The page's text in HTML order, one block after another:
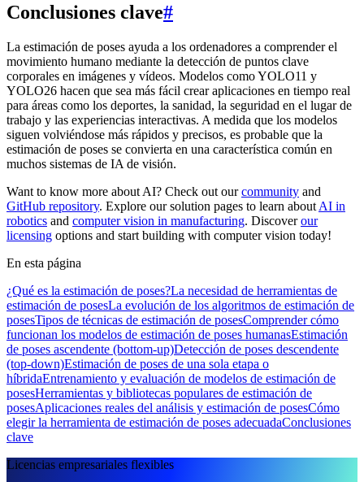
Conclusiones clave#
La estimación de poses ayuda a los ordenadores a comprender el
movimiento humano mediante la detección de puntos clave
corporales en imágenes y vídeos. Modelos como YOLO11 y
YOLO26 hacen que sea más fácil crear aplicaciones en tiempo real
para áreas como los deportes, la sanidad, la seguridad en el lugar de
trabajo y las experiencias interactivas. A medida que los modelos
siguen volviéndose más rápidos y precisos, es probable que la
estimación de poses se convierta en una característica común en
muchos sistemas de IA de visión.
Want to know more about AI? Check out ourcommunity and
GitHub repository. Explore our solution pages to learn about AI in
robotics and computer vision in manufacturing. Discoverour
licensing options and start building with computer vision today!
En esta página
¿Qué es la estimación de poses?La necesidad de herramientas de
estimación de posesLa evolución de los algoritmos de estimación de
posesTipos de técnicas de estimación de posesComprender cómo
funcionan los modelos de estimación de poses humanasEstimación
de poses ascendente (bottom-up)Detección de poses descendente
(top-down)Estimación de poses de una sola etapa o
híbridaEntrenamiento y evaluación de modelos de estimación de
posesHerramientas y bibliotecas populares de estimación de
posesAplicaciones reales del análisis y estimación de posesCómo
elegir la herramienta de estimación de poses adecuadaConclusiones
clave
Licencias empresariales flexibles